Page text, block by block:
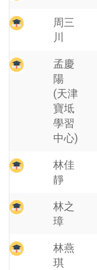
周三
川
孟慶
陽
(天津
寶坻
學習
中心)
林佳
靜
林之
璋
林燕
琪